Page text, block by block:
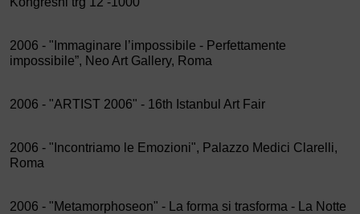
2006 - "Immaginare l’impossibile - Perfettamente
impossibile”, Neo Art Gallery, Roma
2006 - "ARTIST 2006" - 16th Istanbul Art Fair
2006 - "Incontriamo le Emozioni", Palazzo Medici Clarelli,
Roma
2006 - "Metamorphoseon" - La forma si trasforma - La Notte